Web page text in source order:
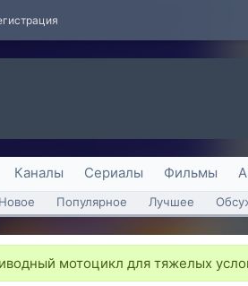
Каналы Сериалы Фильмы
Новое Популярное Лучшее
мотоцикл для тяжелых